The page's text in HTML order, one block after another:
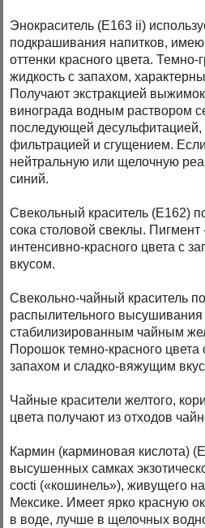
Энокраситель (Е163 ii)
подкрашивания напитков,
оттенки красного цвета. Темно-
жидкость с запахом,
Получают экстракцией
винограда водным раствором
последующей
фильтрацией и сгущением.
нейтральную или щелочную
синий.
Свекольный краситель (Е162)
сока столовой свеклы.
интенсивно-красного цвета с
вкусом.
Свекольно-чайный краситель
распылительного высушивания
стабилизированным чайным
Порошок темно-красного
запахом и сладко-вяжущим
Чайные красители желтого,
цвета получают из отходов
Кармин (карминовая кислота)
высушенных самках
cocti («кошинель»), живущего
Мексике. Имеет ярко красную
в воде, лучше в щелочных